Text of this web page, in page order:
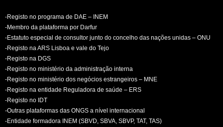
-Registo no programa de DAE – INEM
-Membro da plataforma por Darfur
-Estatuto especial de consultor junto do concelho das nações unidas – ONU
-Registo na ARS Lisboa e vale do Tejo
-Registo na DGS
-Registo no ministério da administração interna
-Registo no ministério dos negócios estrangeiros – MNE
-Registo na entidade Reguladora de saúde – ERS
-Registo no IDT
-Outras plataformas das ONGS a nível internacional
-Entidade formadora INEM (SBVD, SBVA, SBVP, TAT, TAS)